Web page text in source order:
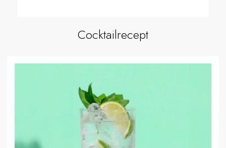
Cocktailrecept